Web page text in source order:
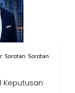
Sorotan Sorotan
Keputusan